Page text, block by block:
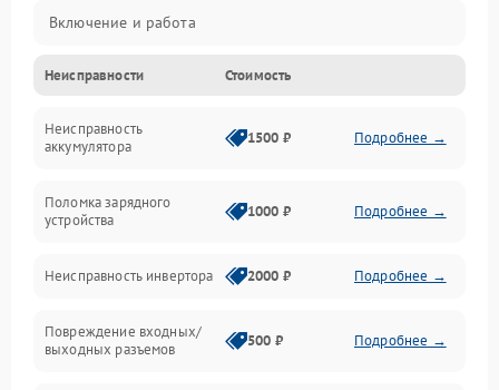
Включение и работа
Работа с нагрузкой
Звук и индикация
Механические повреждения
Неисправности Стоимость
Неисправность
аккумулятора
1500 ₽ Подробнее →
Поломка зарядного
устройства
1000 ₽ Подробнее →
Неисправность инвертора 2000 ₽ Подробнее →
Повреждение входных/
выходных разъемов
500 ₽ Подробнее →